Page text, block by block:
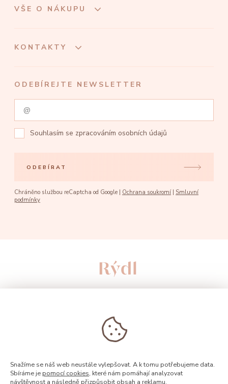
VŠE O NÁKUPU
KONTAKTY
ODEBÍREJTE NEWSLETTER
Souhlasím se zpracováním osobních údajů
ODEBÍRAT
Chráněno službou reCaptcha od Google | Ochrana soukromí
Smluvní
podmínky
Snažíme se náš web neustále vylepšovat. A k tomu potřebujeme data.
Sbíráme je pomocí cookies, které nám pomáhají analyzovat
návštěvnost a následně přizpůsobit obsah a reklamu.